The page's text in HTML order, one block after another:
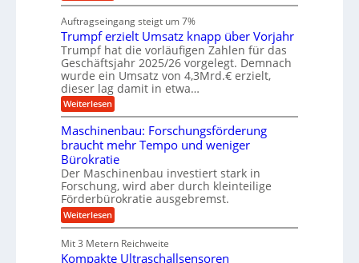
n
b
a
u
a
u
f
e
e
n
f
ü
h
r
u
n
g
e
n
B
S
C
L
w
e
i
t
e
r
W
r
t
u
n
g
s
f
r
e
e
s
H
y
b
r
i
d
-
u
g
Auftragseingang steigt um 7%
Trumpf erzielt Umsatz knapp über Vorjahr
Trumpf hat die vorläufigen Zahlen für das
Geschäftsjahr 2025/26 vorgelegt. Demnach
wurde ein Umsatz von 4,3Mrd.€ erzielt,
dieser lag damit in etwa…
Weiterlesen:
T
u
m
p
f
e
r
z
i
e
t
U
Maschinenbau: Forschungsförderung
braucht mehr Tempo und weniger
Bürokratie
Der Maschinenbau investiert stark in
Forschung, wird aber durch kleinteilige
Förderbürokratie ausgebremst.
Weiterlesen:
M
s
c
Mit 3 Metern Reichweite
Kompakte Ultraschallsensoren